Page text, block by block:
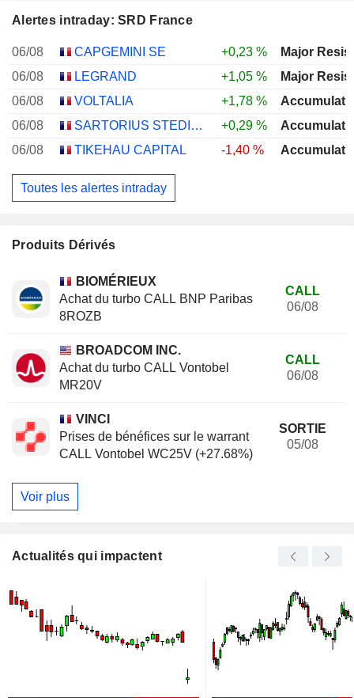
Alertes intraday: SRD France
06/08 CAPGEMINI SE +0,23 %
Major
06/08
LEGRAND +1,05 %
Major
06/08
VOLTALIA +1,78 %
06/08
SARTORIUS STEDIM BIOTECH +0,29 %
06/08
TIKEHAU CAPITAL -1,40 %
Toutes les alertes intraday
Produits Dérivés
BIOMÉRIEUX
Achat du turbo CALL BNP Paribas
8ROZB
CALL
06/08
BROADCOM INC.
Achat du turbo CALL Vontobel
MR20V
CALL
06/08
VINCI
Prises de bénéfices sur le warrant
CALL Vontobel WC25V (+27.68%)
SORTIE
05/08
Voir plus
Actualités qui impactent